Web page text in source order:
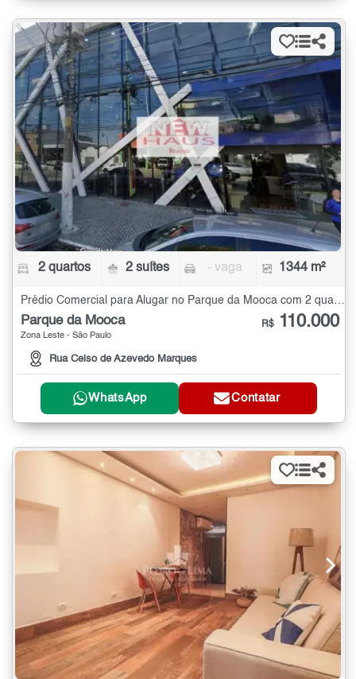
2 quartos 2 suítes - vaga 1344 m²
Parque da Mooca
Zona Leste - São Paulo
Rua Celso de Azevedo Marques
R$ 110.000
WhatsApp Contatar